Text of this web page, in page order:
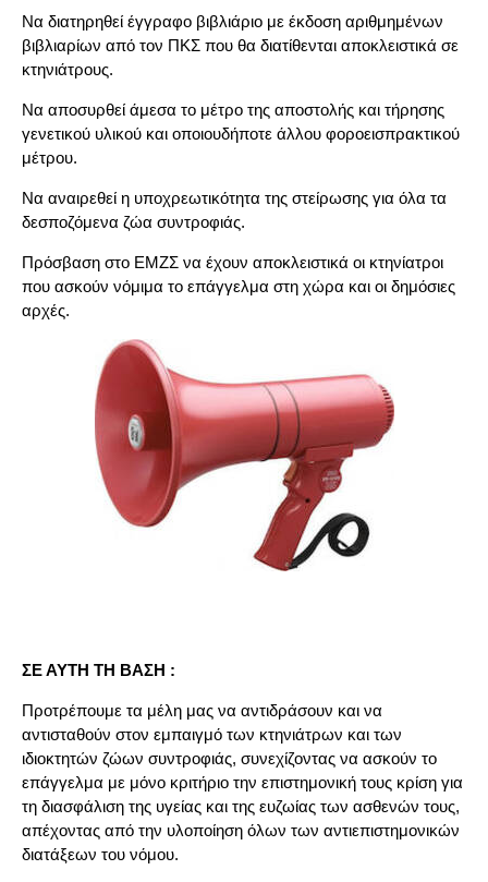
Να διατηρηθεί έγγραφο βιβλιάριο με έκδοση αριθμημένων
βιβλιαρίων από τον ΠΚΣ που θα διατίθενται αποκλειστικά σε
κτηνιάτρους.
Να αποσυρθεί άμεσα το μέτρο της αποστολής και τήρησης
γενετικού υλικού και οποιουδήποτε άλλου φοροεισπρακτικού
μέτρου.
Να αναιρεθεί η υποχρεωτικότητα της στείρωσης για όλα τα
δεσποζόμενα ζώα συντροφιάς.
Πρόσβαση στο ΕΜΖΣ να έχουν αποκλειστικά οι κτηνίατροι
που ασκούν νόμιμα το επάγγελμα στη χώρα και οι δημόσιες
αρχές.
ΣΕ ΑΥΤΗ ΤΗ ΒΑΣΗ :
Προτρέπουμε τα μέλη μας να αντιδράσουν και να
αντισταθούν στον εμπαιγμό των κτηνιάτρων και των
ιδιοκτητών ζώων συντροφιάς, συνεχίζοντας να ασκούν το
επάγγελμα με μόνο κριτήριο την επιστημονική τους κρίση για
τη διασφάλιση της υγείας και της ευζωίας των ασθενών τους,
απέχοντας από την υλοποίηση όλων των αντιεπιστημονικών
διατάξεων του νόμου.